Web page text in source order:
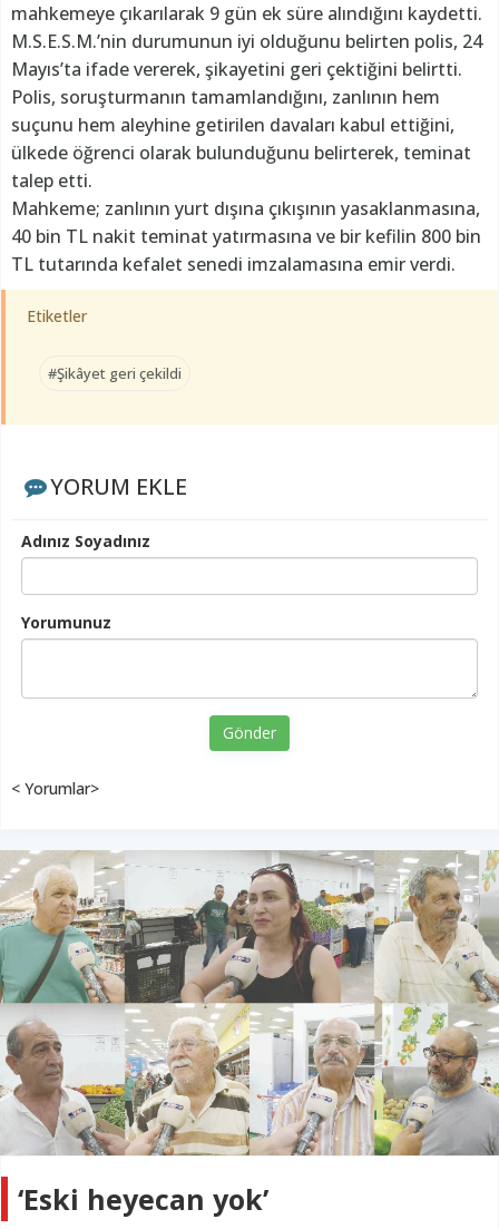
mahkemeye çıkarılarak 9 gün ek süre alındığını kaydetti.
M.S.E.S.M.’nin durumunun iyi olduğunu belirten polis, 24
Mayıs’ta ifade vererek, şikayetini geri çektiğini belirtti.
Polis, soruşturmanın tamamlandığını, zanlının hem
suçunu hem aleyhine getirilen davaları kabul ettiğini,
ülkede öğrenci olarak bulunduğunu belirterek, teminat
talep etti.
Mahkeme; zanlının yurt dışına çıkışının yasaklanmasına,
40 bin TL nakit teminat yatırmasına ve bir kefilin 800 bin
TL tutarında kefalet senedi imzalamasına emir verdi.
Etiketler
#Şikâyet geri çekildi
YORUM EKLE
Adınız Soyadınız
Yorumunuz
Gönder
< Yorumlar>
‘Eski heyecan yok’